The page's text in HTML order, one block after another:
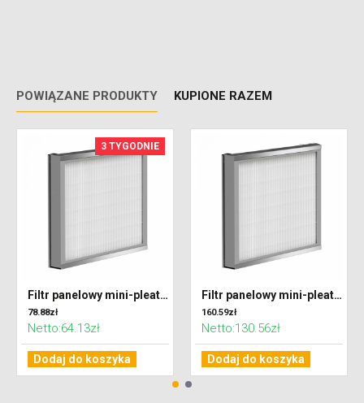
POWIĄZANE PRODUKTY KUPIONE RAZEM
3 TYGODNIE
Filtr panelowy mini-pleat 522 x 433 x 48 klasa M5 (ePM10)
78.88zł
Netto:64.13zł
Dodaj do koszyka
Filtr panelowy mini-pleat 1017 x 410 x 48 klasa M5 (ePM10)
160.59zł
Netto:130.56zł
Dodaj do koszyka